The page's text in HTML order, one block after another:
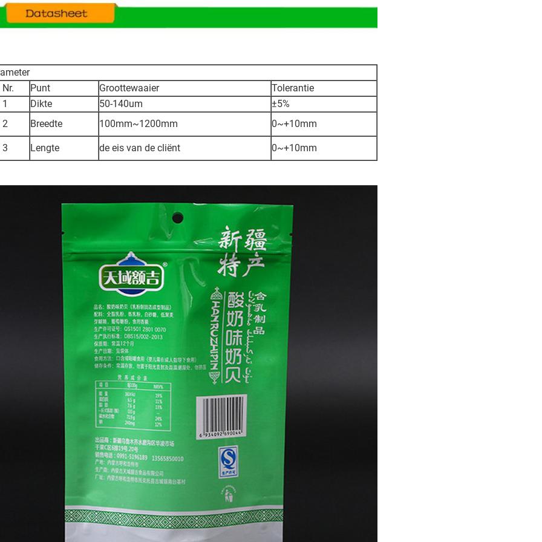
Punt Groottewaaier
Tolerantie
Dikte 50-140um
±5%
Breedte 100mm~1200mm 0~+10mm
Lengte de eis van de cliënt 0~+10mm